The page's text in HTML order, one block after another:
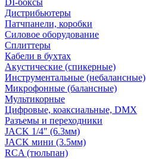
DI-боксы
Дистрибьютеры
Патчпанели, коробки
Силовое оборудование
Сплиттеры
Кабели в бухтах
Акустические (спикерные)
Инструментальные (небалансные)
Микрофонные (балансные)
Мультикорные
Цифровые, коаксиальные, DMX
Разъемы и переходники
JACK 1/4" (6.3мм)
JACK мини (3.5мм)
RCA (тюльпан)